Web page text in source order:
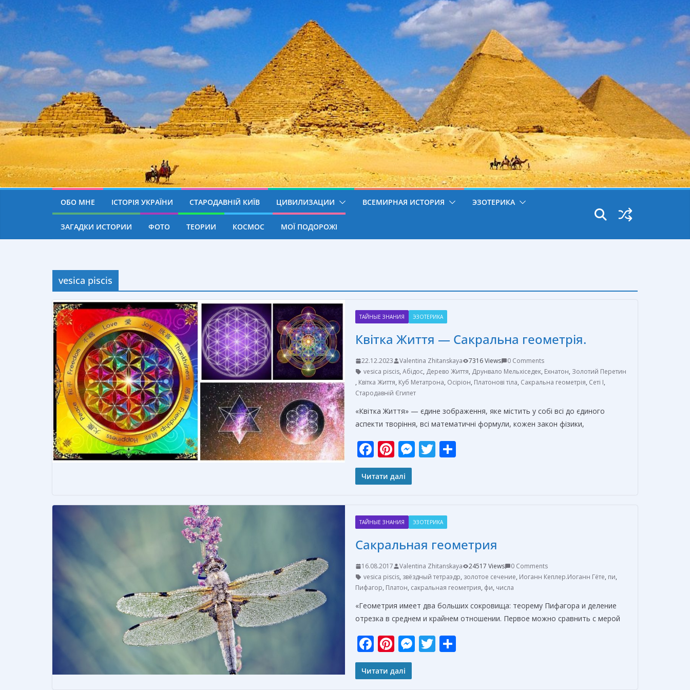
ОБО МНЕ ІСТОРІЯ УКРАЇНИ СТАРОДАВНІЙ КИЇВ ЦИВИЛИЗАЦИИ ВСЕМИРНАЯ ИСТОРИЯ ЭЗОТЕРИКА
ЗАГАДКИ ИСТОРИИ ФОТО ТЕОРИИ КОСМОС МОЇ ПОДОРОЖІ
vesica piscis
ТАЙНЫЕ ЗНАНИЯ ЭЗОТЕРИКА
Квітка Життя — Сакральна геометрія.
22.12.2023 Valentina Zhitanskaya 7316 Views
0 Comments
vesica piscis, Абідос, Дерево Життя, Друнвало Мельхіседек, Ехнатон, Золотий Перетин
, Квітка Життя, Куб Метатрона, Осіріон, Платонові тіла, Сакральна геометрія, Сеті I,
Стародавній Єгипет
«Квітка Життя» — єдине зображення, яке містить у собі всі до єдиного
аспекти творіння, всі математичні формули, кожен закон фізики,
F
ac
e
o
o
k
Pi
nt
er
st
M
n
g
er
T
и
т
ь
Читати далі
ТАЙНЫЕ ЗНАНИЯ ЭЗОТЕРИКА
Сакральная геометрия
16.08.2017 Valentina Zhitanskaya 24517 Views
0 Comments
vesica piscis, звёздный тетраэдр, золотое сечение, Иоганн Кеплер.Иоганн Гёте, пи,
Пифагор, Платон, сакральная геометрия, фи, числа
«Геометрия имеет два больших сокровища: теорему Пифагора и деление
отрезка в среднем и крайнем отношении. Первое можно сравнить с мерой
F
ac
e
Pi
nt
er
M T
Читати далі